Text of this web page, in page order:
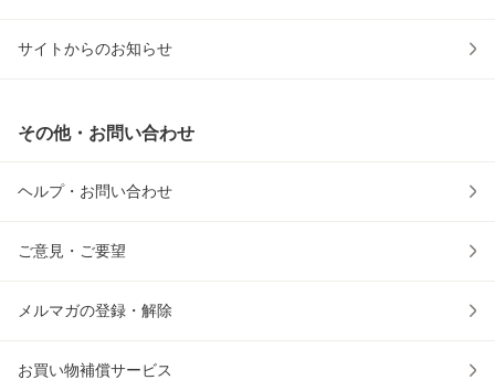
サイトからのお知らせ
その他・お問い合わせ
ヘルプ・お問い合わせ
ご意見・ご要望
メルマガの登録・解除
お買い物補償サービス